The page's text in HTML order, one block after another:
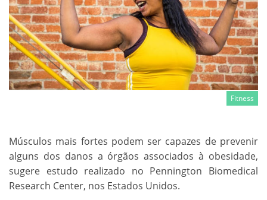
Fitness
Músculos mais fortes podem ser capazes de prevenir
alguns dos danos a órgãos associados à obesidade,
sugere estudo realizado no Pennington Biomedical
Research Center, nos Estados Unidos.